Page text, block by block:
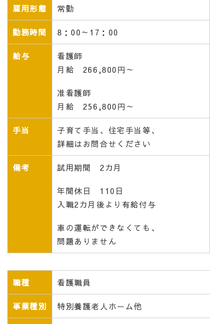
雇用形態 常勤
勤務時間 8：00～17：00
給与
看護師
月給 266,800円～
准看護師
月給 256,800円～
手当
子育て手当、住宅手当等、
詳細はお問合せください
備考 試用期間 2カ月
年間休日 110日
入職2カ月後より有給付与
車の運転ができなくても、
問題ありません
職種 看護職員
事業種別 特別養護老人ホーム他